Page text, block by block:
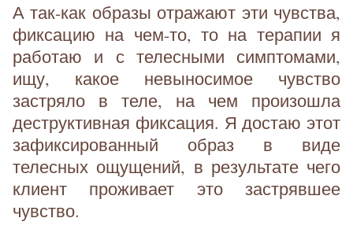
А так-как образы отражают эти чувства,
фиксацию на чем-то, то на терапии я
работаю и с телесными симптомами,
ищу, какое невыносимое чувство
застряло в теле, на чем произошла
деструктивная фиксация. Я достаю этот
зафиксированный образ в виде
телесных ощущений, в результате чего
клиент проживает это застрявшее
чувство.